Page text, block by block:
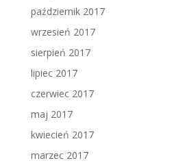
październik 2017
wrzesień 2017
sierpień 2017
lipiec 2017
czerwiec 2017
maj 2017
kwiecień 2017
marzec 2017